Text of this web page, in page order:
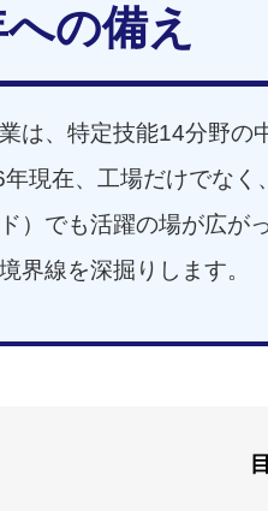
の備え
は、特定技能14分野の
年現在、工場だけでな
ド）でも活躍の場が広
界線を深掘りします。